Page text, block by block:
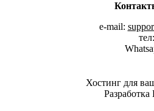
e-mail:
Хостинг для